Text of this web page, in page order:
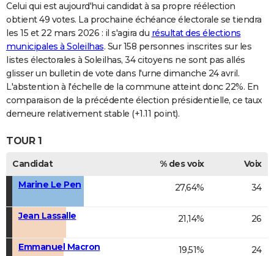
Celui qui est aujourd'hui candidat à sa propre réélection
obtient 49 votes. La prochaine échéance électorale se tiendra
les 15 et 22 mars 2026 : il s'agira du résultat des élections
municipales à Soleilhas. Sur 158 personnes inscrites sur les
listes électorales à Soleilhas, 34 citoyens ne sont pas allés
glisser un bulletin de vote dans l'urne dimanche 24 avril.
L'abstention à l'échelle de la commune atteint donc 22%. En
comparaison de la précédente élection présidentielle, ce taux
demeure relativement stable (+1.11 point).
TOUR 1
Candidat % des voix
Voix
Marine Le Pen
27,64% 34
Jean Lassalle 21,14% 26
Emmanuel Macron 19,51% 24